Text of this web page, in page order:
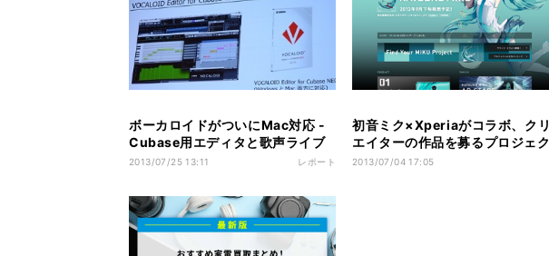
ボーカロイドがついにMac対応 -
Cubase用エディタと歌声ライブ
ラリを発売
2013/07/25 13:11 レポート
初音ミク×Xperiaがコラボ、クリ
エイターの作品を募るプロジェク
トが始動
2013/07/04 17:05